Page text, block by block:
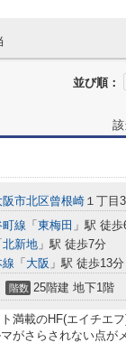
並び順：
阪市北区曾根崎 １丁目
線 「 東梅田 」駅 徒歩
北新地 」駅 徒歩7分
「 大阪 」駅 徒歩13分
階数 25階建 地下1階
満載のHF(エイチエ
がさらされない点が